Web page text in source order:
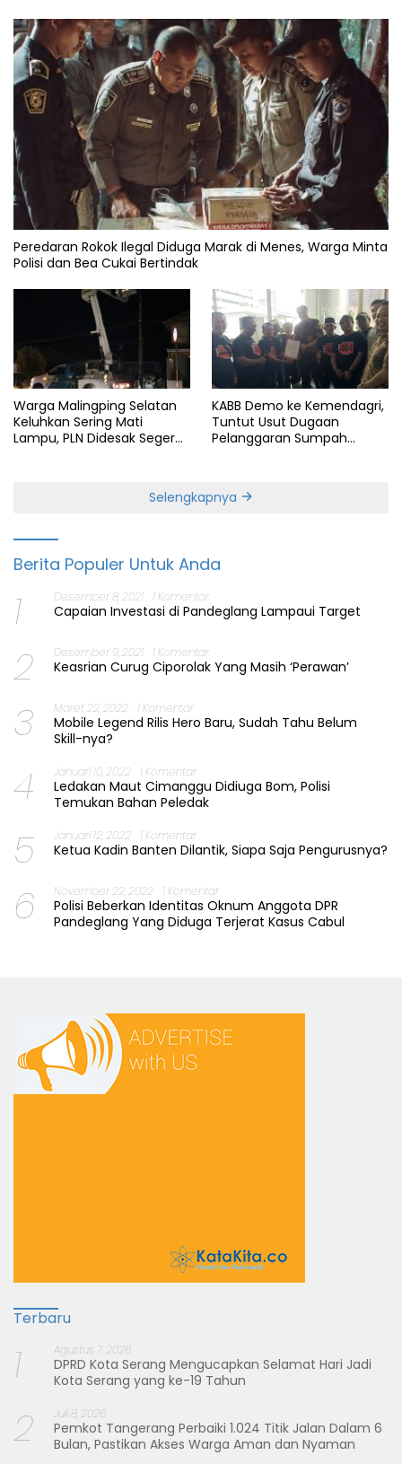
Peredaran Rokok Ilegal Diduga Marak di Menes, Warga Minta
Polisi dan Bea Cukai Bertindak
Warga Malingping Selatan
Keluhkan Sering Mati
Lampu, PLN Didesak Segera
KABB Demo ke Kemendagri,
Tuntut Usut Dugaan
Pelanggaran Sumpah
Selengkapnya
Berita Populer Untuk Anda
1 Desember 8, 2021 1 Komentar
Capaian Investasi di Pandeglang Lampaui Target
2 Desember 9, 2021 1 Komentar
Keasrian Curug Ciporolak Yang Masih ‘Perawan’
3 Maret 22, 2022 1 Komentar
Mobile Legend Rilis Hero Baru, Sudah Tahu Belum
Skill-nya?
4 Januari 10, 2022 1 Komentar
Ledakan Maut Cimanggu Didiuga Bom, Polisi
Temukan Bahan Peledak
5 Januari 12, 2022 1 Komentar
Ketua Kadin Banten Dilantik, Siapa Saja Pengurusnya?
6 November 22, 2022 1 Komentar
Polisi Beberkan Identitas Oknum Anggota DPR
Pandeglang Yang Diduga Terjerat Kasus Cabul
Terbaru
1 Agustus 7, 2026
DPRD Kota Serang Mengucapkan Selamat Hari Jadi
Kota Serang yang ke-19 Tahun
2 Juli 8, 2026
Pemkot Tangerang Perbaiki 1.024 Titik Jalan Dalam 6
Bulan, Pastikan Akses Warga Aman dan Nyaman